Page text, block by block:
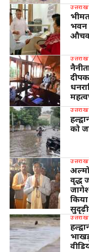
भवन
औचक
को
वृद्ध